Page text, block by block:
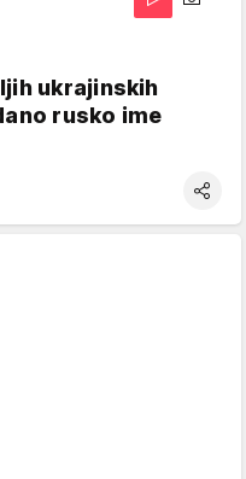
ukrajinskih
rusko ime